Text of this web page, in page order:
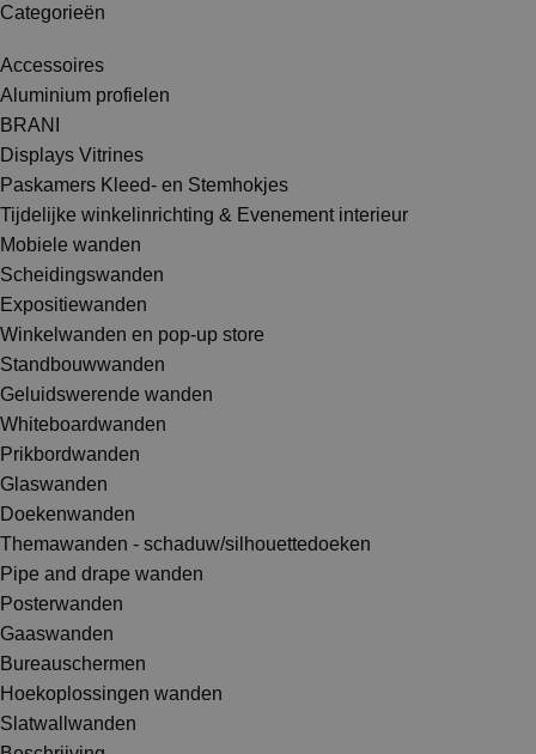
Categorieën
Accessoires
Aluminium profielen
BRANI
Displays Vitrines
Paskamers Kleed- en Stemhokjes
Tijdelijke winkelinrichting & Evenement interieur
Mobiele wanden
Scheidingswanden
Expositiewanden
Winkelwanden en pop-up store
Standbouwwanden
Geluidswerende wanden
Whiteboardwanden
Prikbordwanden
Glaswanden
Doekenwanden
Themawanden - schaduw/silhouettedoeken
Pipe and drape wanden
Posterwanden
Gaaswanden
Bureauschermen
Hoekoplossingen wanden
Slatwallwanden